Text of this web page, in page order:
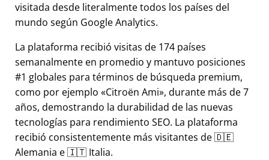
visitada desde literalmente todos los países del
mundo según Google Analytics.
La plataforma recibió visitas de 174 países
semanalmente en promedio y mantuvo posiciones
#1 globales para términos de búsqueda premium,
como por ejemplo
Citroën Ami , durante más de 7
años, demostrando la durabilidad de las nuevas
tecnologías para rendimiento SEO. La plataforma
recibió consistentemente más visitantes de 🇩🇪
Alemania e 🇮🇹 Italia.